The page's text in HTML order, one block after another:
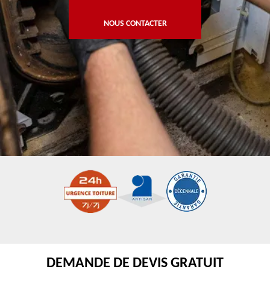
NOUS CONTACTER
DEMANDE DE DEVIS GRATUIT